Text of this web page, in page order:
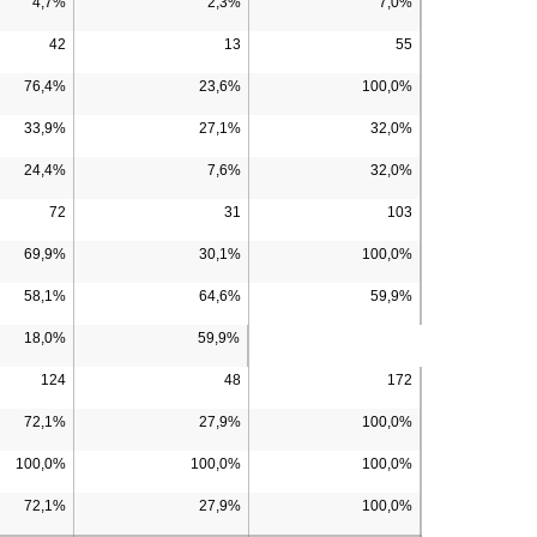
42 13 55
76,4% 23,6% 100,0%
33,9% 27,1% 32,0%
24,4% 7,6% 32,0%
72 31 103
69,9% 30,1% 100,0%
58,1% 64,6% 59,9%
18,0% 59,9%
124 48 172
72,1% 27,9% 100,0%
100,0% 100,0% 100,0%
72,1% 27,9% 100,0%